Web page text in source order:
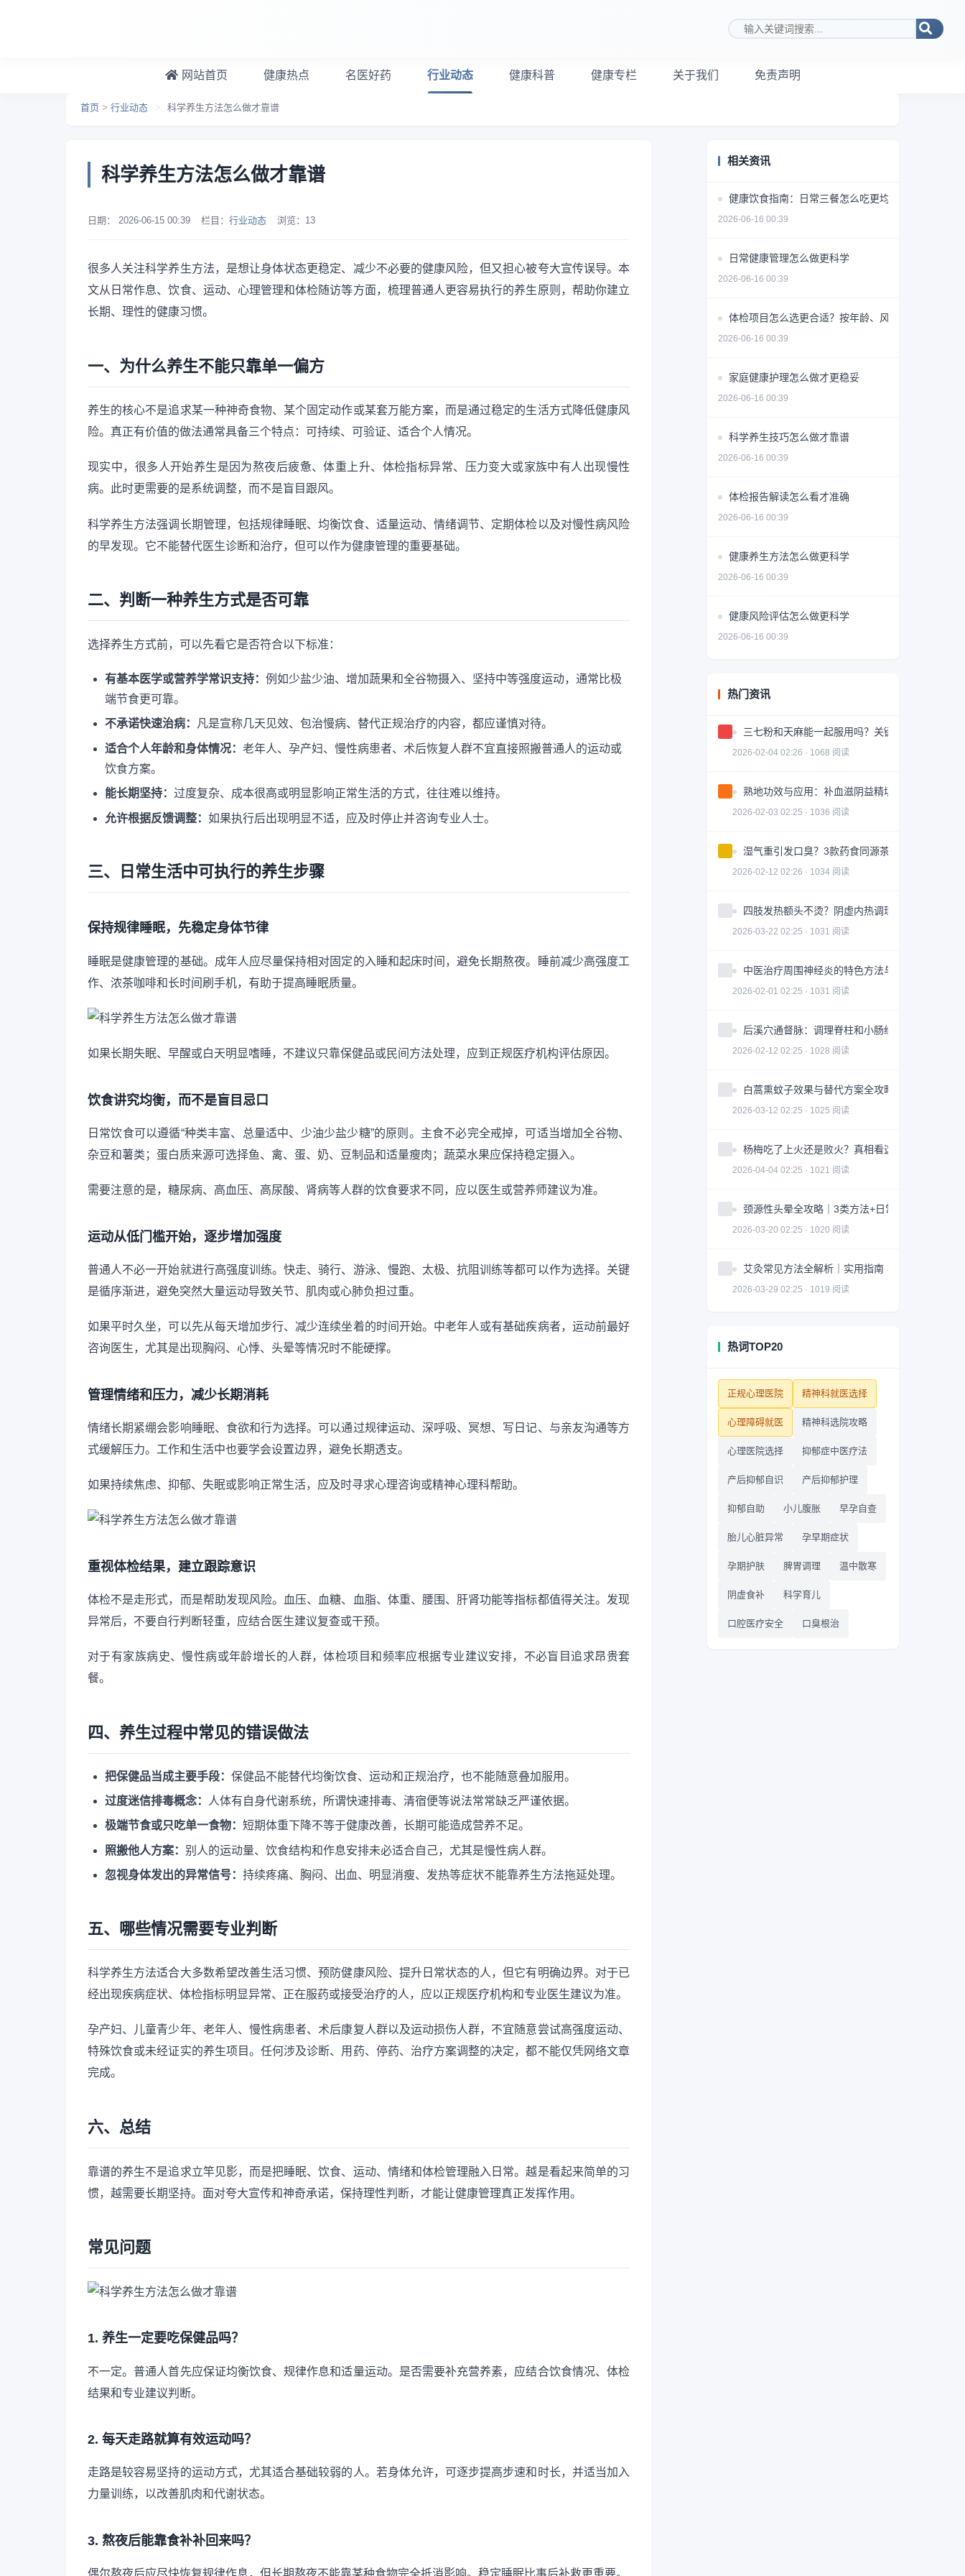
搜索关键词
网站首页 健康热点 名医好药 行业动态 健康科普 健康专栏 关于我们 免责声明
首页 > 行业动态 > 科学养生方法怎么做才靠谱
科学养生方法怎么做才靠谱
日期： 2026-06-15 00:39 栏目： 行业动态 浏览： 13
很多人关注科学养生方法，是想让身体状态更稳定、减少不必要的健康风险，但又担心被夸大宣传误导。本
文从日常作息、饮食、运动、心理管理和体检随访等方面，梳理普通人更容易执行的养生原则，帮助你建立
长期、理性的健康习惯。
一、为什么养生不能只靠单一偏方
养生的核心不是追求某一种神奇食物、某个固定动作或某套万能方案，而是通过稳定的生活方式降低健康风
险。真正有价值的做法通常具备三个特点：可持续、可验证、适合个人情况。
现实中，很多人开始养生是因为熬夜后疲惫、体重上升、体检指标异常、压力变大或家族中有人出现慢性
病。此时更需要的是系统调整，而不是盲目跟风。
科学养生方法强调长期管理，包括规律睡眠、均衡饮食、适量运动、情绪调节、定期体检以及对慢性病风险
的早发现。它不能替代医生诊断和治疗，但可以作为健康管理的重要基础。
二、判断一种养生方式是否可靠
选择养生方式前，可以先看它是否符合以下标准：
有基本医学或营养学常识支持： 例如少盐少油、增加蔬果和全谷物摄入、坚持中等强度运动，通常比极
端节食更可靠。
不承诺快速治病： 凡是宣称几天见效、包治慢病、替代正规治疗的内容，都应谨慎对待。
适合个人年龄和身体情况： 老年人、孕产妇、慢性病患者、术后恢复人群不宜直接照搬普通人的运动或
饮食方案。
能长期坚持： 过度复杂、成本很高或明显影响正常生活的方式，往往难以维持。
允许根据反馈调整： 如果执行后出现明显不适，应及时停止并咨询专业人士。
三、日常生活中可执行的养生步骤
保持规律睡眠，先稳定身体节律
睡眠是健康管理的基础。成年人应尽量保持相对固定的入睡和起床时间，避免长期熬夜。睡前减少高强度工
作、浓茶咖啡和长时间刷手机，有助于提高睡眠质量。
如果长期失眠、早醒或白天明显嗜睡，不建议只靠保健品或民间方法处理，应到正规医疗机构评估原因。
饮食讲究均衡，而不是盲目忌口
日常饮食可以遵循“种类丰富、总量适中、少油少盐少糖”的原则。主食不必完全戒掉，可适当增加全谷物、
杂豆和薯类；蛋白质来源可选择鱼、禽、蛋、奶、豆制品和适量瘦肉；蔬菜水果应保持稳定摄入。
需要注意的是，糖尿病、高血压、高尿酸、肾病等人群的饮食要求不同，应以医生或营养师建议为准。
运动从低门槛开始，逐步增加强度
普通人不必一开始就进行高强度训练。快走、骑行、游泳、慢跑、太极、抗阻训练等都可以作为选择。关键
是循序渐进，避免突然大量运动导致关节、肌肉或心肺负担过重。
如果平时久坐，可以先从每天增加步行、减少连续坐着的时间开始。中老年人或有基础疾病者，运动前最好
咨询医生，尤其是出现胸闷、心悸、头晕等情况时不能硬撑。
管理情绪和压力，减少长期消耗
情绪长期紧绷会影响睡眠、食欲和行为选择。可以通过规律运动、深呼吸、冥想、写日记、与亲友沟通等方
式缓解压力。工作和生活中也要学会设置边界，避免长期透支。
如果持续焦虑、抑郁、失眠或影响正常生活，应及时寻求心理咨询或精神心理科帮助。
重视体检结果，建立跟踪意识
体检不是走形式，而是帮助发现风险。血压、血糖、血脂、体重、腰围、肝肾功能等指标都值得关注。发现
异常后，不要自行判断轻重，应结合医生建议复查或干预。
对于有家族病史、慢性病或年龄增长的人群，体检项目和频率应根据专业建议安排，不必盲目追求昂贵套
餐。
四、养生过程中常见的错误做法
把保健品当成主要手段： 保健品不能替代均衡饮食、运动和正规治疗，也不能随意叠加服用。
过度迷信排毒概念： 人体有自身代谢系统，所谓快速排毒、清宿便等说法常常缺乏严谨依据。
极端节食或只吃单一食物： 短期体重下降不等于健康改善，长期可能造成营养不足。
照搬他人方案： 别人的运动量、饮食结构和作息安排未必适合自己，尤其是慢性病人群。
忽视身体发出的异常信号： 持续疼痛、胸闷、出血、明显消瘦、发热等症状不能靠养生方法拖延处理。
五、哪些情况需要专业判断
科学养生方法适合大多数希望改善生活习惯、预防健康风险、提升日常状态的人，但它有明确边界。对于已
经出现疾病症状、体检指标明显异常、正在服药或接受治疗的人，应以正规医疗机构和专业医生建议为准。
孕产妇、儿童青少年、老年人、慢性病患者、术后康复人群以及运动损伤人群，不宜随意尝试高强度运动、
特殊饮食或未经证实的养生项目。任何涉及诊断、用药、停药、治疗方案调整的决定，都不能仅凭网络文章
完成。
六、总结
靠谱的养生不是追求立竿见影，而是把睡眠、饮食、运动、情绪和体检管理融入日常。越是看起来简单的习
惯，越需要长期坚持。面对夸大宣传和神奇承诺，保持理性判断，才能让健康管理真正发挥作用。
常见问题
1. 养生一定要吃保健品吗？
不一定。普通人首先应保证均衡饮食、规律作息和适量运动。是否需要补充营养素，应结合饮食情况、体检
结果和专业建议判断。
2. 每天走路就算有效运动吗？
走路是较容易坚持的运动方式，尤其适合基础较弱的人。若身体允许，可逐步提高步速和时长，并适当加入
力量训练，以改善肌肉和代谢状态。
3. 熬夜后能靠食补补回来吗？
相关资讯
健康饮食指南：日常三餐怎么吃更均衡
2026-06-16 00:39
日常健康管理怎么做更科学
2026-06-16 00:39
体检项目怎么选更合适？按年龄、风险和需求做判断
2026-06-16 00:39
家庭健康护理怎么做才更稳妥
2026-06-16 00:39
科学养生技巧怎么做才靠谱
2026-06-16 00:39
体检报告解读怎么看才准确
2026-06-16 00:39
健康养生方法怎么做更科学
2026-06-16 00:39
健康风险评估怎么做更科学
2026-06-16 00:39
热门资讯
三七粉和天麻能一起服用吗？关键问题解答
2026-02-04 02:26 · 1068 阅读
熟地功效与应用：补血滋阴益精填髓的中药详解
2026-02-03 02:25 · 1036 阅读
湿气重引发口臭？3款药食同源茶饮助你调理
2026-02-12 02:26 · 1034 阅读
四肢发热额头不烫？阴虚内热调理全攻略
2026-03-22 02:25 · 1031 阅读
中医治疗周围神经炎的特色方法与注意事项
2026-02-01 02:25 · 1031 阅读
后溪穴通督脉：调理脊柱和小肠经问题
2026-02-12 02:25 · 1028 阅读
白蒿熏蚊子效果与替代方案全攻略｜科学防蚊指南
2026-03-12 02:25 · 1025 阅读
杨梅吃了上火还是败火？真相看这3点｜食用指南
2026-04-04 02:25 · 1021 阅读
颈源性头晕全攻略｜3类方法+日常调整科学缓解
2026-03-20 02:25 · 1020 阅读
艾灸常见方法全解析｜实用指南
2026-03-29 02:25 · 1019 阅读
热词TOP20
正规心理医院 精神科就医选择
心理障碍就医 精神科选院攻略
心理医院选择 抑郁症中医疗法
产后抑郁自识 产后抑郁护理
抑郁自助 小儿腹胀 早孕自查
胎儿心脏异常 孕早期症状
孕期护肤 脾胃调理 温中散寒
阴虚食补 科学育儿
口腔医疗安全 口臭根治